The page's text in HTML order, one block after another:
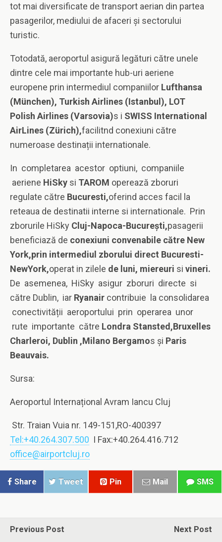
tot mai diversificate de transport aerian din partea
pasagerilor, mediului de afaceri și sectorului
turistic.
Totodată, aeroportul asigură legături către unele
dintre cele mai importante hub-uri aeriene
europene prin intermediul companiilor Lufthansa
(München), Turkish Airlines (Istanbul), LOT
Polish Airlines (Varsovia)s i SWISS International
AirLines (Zürich),facilitnd conexiuni către
numeroase destinații internationale.
In completarea acestor optiuni, companiile
aeriene HiSky si TAROM operează zboruri
regulate către Bucuresti,oferind acces facil la
reteaua de destinatii interne si internationale. Prin
zborurile HiSky Cluj-Napoca-București,pasagerii
beneficiază de conexiuni convenabile către New
York,prin intermediul zborului direct Bucuresti-
NewYork,operat in zilele de luni, miereuri si vineri.
De asemenea, HiSky asigur zboruri directe si
către Dublin, iar Ryanair contribuie la consolidarea
conectivității aeroportului prin operarea unor
rute importante către Londra Stansted,Bruxelles
Charleroi, Dublin ,Milano Bergamos și Paris
Beauvais.
Sursa:
Aeroportul Internațional Avram Iancu Cluj
Str. Traian Vuia nr. 149-151,RO-400397
Tel:+40.264.307.500 I Fax:+40.264.416.712
office@airportcluj.ro
Share Tweet Pin Mail SMS
Previous Post
Next Post